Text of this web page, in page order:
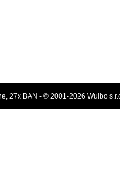
27x BAN - © 2001-2026 Wulbo